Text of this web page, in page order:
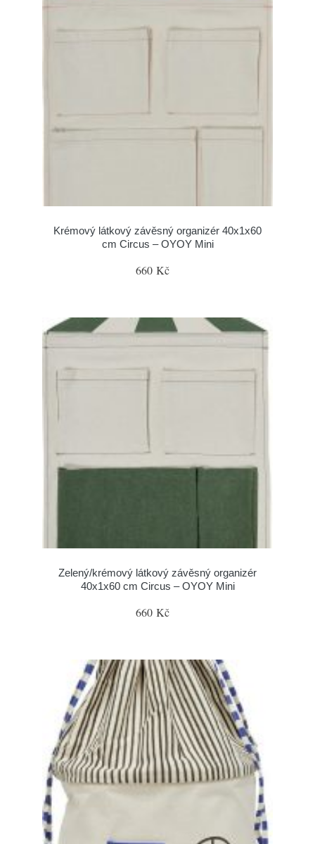
Krémový látkový závěsný organizér 40x1x60
cm Circus – OYOY Mini
660 Kč
Zelený/krémový látkový závěsný organizér
40x1x60 cm Circus – OYOY Mini
660 Kč